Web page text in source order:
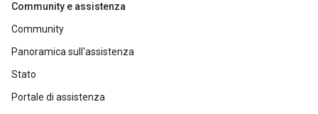
Community e assistenza
Community
Panoramica sull'assistenza
Stato
Portale di assistenza